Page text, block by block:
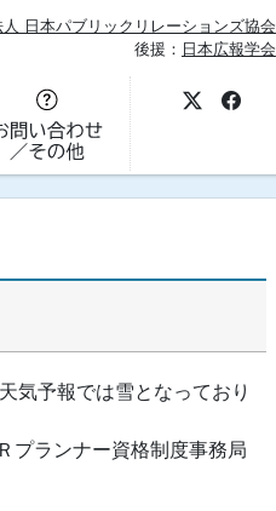
日本パブリックリレーションズ協会
後援： 日本広報学会
気予報では雪となっており
プランナー資格制度事務局